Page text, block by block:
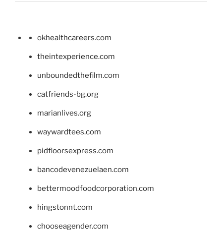
okhealthcareers.com
theintexperience.com
unboundedthefilm.com
catfriends-bg.org
marianlives.org
waywardtees.com
pidfloorsexpress.com
bancodevenezuelaen.com
bettermoodfoodcorporation.com
hingstonnt.com
chooseagender.com